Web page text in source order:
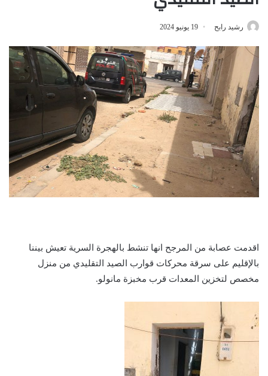
رشيد رابح 19 يونيو 2024
اقدمت عصابة من المرجح انها تنشط بالهجرة السرية تعيش بيننا
بالإقليم على سرقة محركات قوارب الصيد التقليدي من منزل
مخصص لتخزين المعدات قرب مخبزة مانولو.